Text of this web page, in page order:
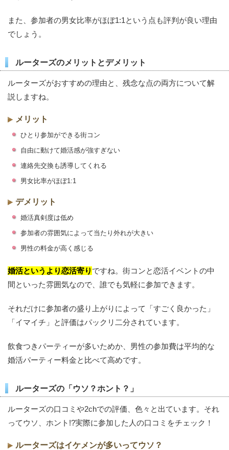
また、参加者の男女比率がほぼ1:1という点も評判が良い理由
でしょう。
ルーターズのメリットとデメリット
ルーターズがおすすめの理由と、残念な点の両方について解
説しますね。
メリット
ひとり参加ができる街コン
自由に動けて婚活感が強すぎない
連絡先交換も誘導してくれる
男女比率がほぼ1:1
デメリット
婚活真剣度は低め
参加者の雰囲気によって当たり外れが大きい
男性の料金が高く感じる
婚活というより恋活寄り ですね。街コンと恋活イベントの中
間といった雰囲気なので、誰でも気軽に参加できます。
それだけに参加者の盛り上がりによって「すごく良かった」
「イマイチ」と評価はパックリ二分されています。
飲食つきパーティーが多いためか、男性の参加費は平均的な
婚活パーティー料金と比べて高めです。
ルーターズの「ウソ？ホント？」
ルーターズの口コミや2chでの評価、色々と出ています。それ
ってウソ、ホント!?実際に参加した人の口コミをチェック！
ルーターズはイケメンが多いってウソ？